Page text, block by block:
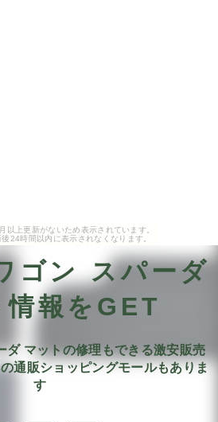
以上更新がないため表示されています。
24時間以内に表示されなくなります。
ゴン スパーダ
情報をGET
ダ マットの修理もできる激安販売
通販ショッピングモールもありま
す